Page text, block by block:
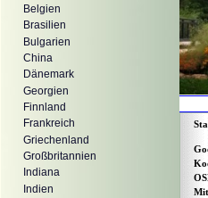
Belgien
Brasilien
Bulgarien
China
Dänemark
Georgien
Finnland
Frankreich
Griechenland
Großbritannien
Indiana
Indien